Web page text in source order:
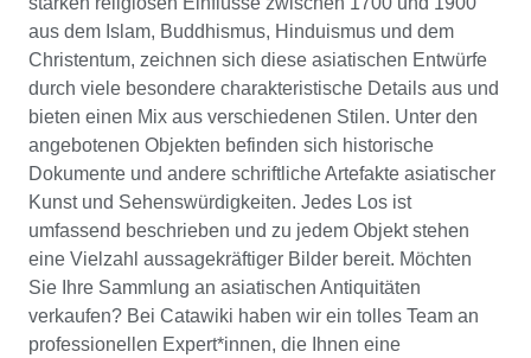
aus dem Islam, Buddhismus, Hinduismus und dem
Christentum, zeichnen sich diese asiatischen Entwürfe
durch viele besondere charakteristische Details aus und
bieten einen Mix aus verschiedenen Stilen. Unter den
angebotenen Objekten befinden sich historische
Dokumente und andere schriftliche Artefakte asiatischer
Kunst und Sehenswürdigkeiten. Jedes Los ist
umfassend beschrieben und zu jedem Objekt stehen
eine Vielzahl aussagekräftiger Bilder bereit. Möchten
Sie Ihre Sammlung an asiatischen Antiquitäten
verkaufen? Bei Catawiki haben wir ein tolles Team an
professionellen Expert*innen, die Ihnen eine